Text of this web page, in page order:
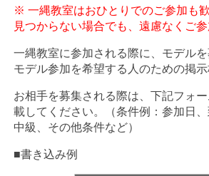
※ 一縄教室はおひとりでのご参加も
見つからない場合でも、遠慮なくご参
一縄教室に参加される際に、モデルを
モデル参加を希望する人のための掲示
お相手を募集される際は、下記フォ
載してください。（条件例：参加日
中級、その他条件など）
■書き込み例